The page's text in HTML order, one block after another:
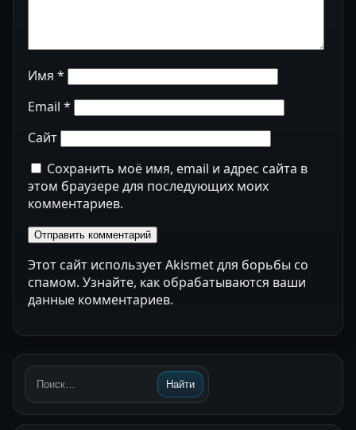
Имя *
Email *
Сайт
Сохранить моё имя, email и адрес сайта в
этом браузере для последующих моих
комментариев.
Этот сайт использует Akismet для борьбы со
спамом. Узнайте, как обрабатываются ваши
данные комментариев.
Поиск: Найти